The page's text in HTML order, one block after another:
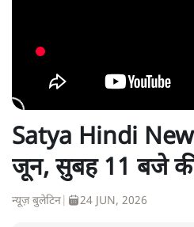
Satya Hindi
जून, सुबह 11 बजे
न्यूज़ बुलेटिन 24 JUN, 2026